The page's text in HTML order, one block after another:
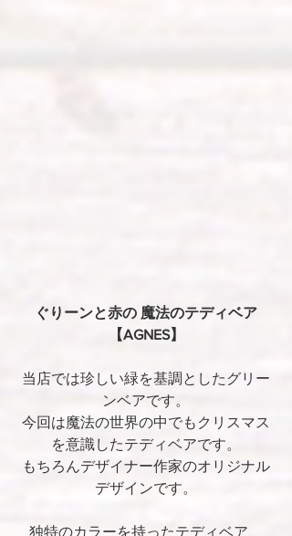
ぐりーンと赤の 魔法のテディベア
【AGNES】
当店では珍しい緑を基調としたグリー
ンベアです。
今回は魔法の世界の中でもクリスマス
を意識したテディベアです。
もちろんデザイナー作家のオリジナル
デザインです。
独特のカラーを持ったテディベア、